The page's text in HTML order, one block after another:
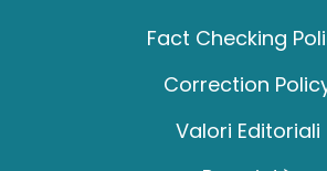
Fact Checking
Correction
Valori Editoriali